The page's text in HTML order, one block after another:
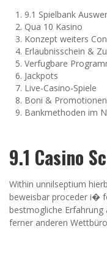
9.1 Spielbank
Qua 10 Kasino
Konzept weiters
Erlaubnisschein &
Verfugbare
Jackpots
Live-Casino-Spiele
Boni &
Bankmethoden im
9.1 Casino
Within unnilseptium
beweisbar proceder i�
bestmogliche Erfahrung
ferner anderen